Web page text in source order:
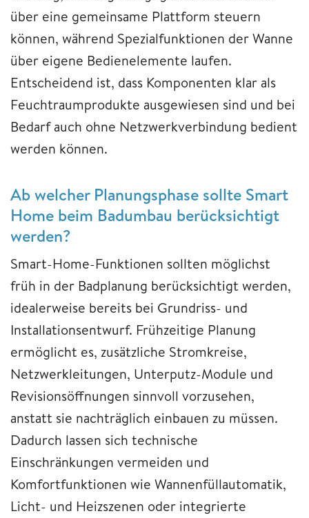
über eine gemeinsame Plattform steuern
können, während Spezialfunktionen der Wanne
über eigene Bedienelemente laufen.
Entscheidend ist, dass Komponenten klar als
Feuchtraumprodukte ausgewiesen sind und bei
Bedarf auch ohne Netzwerkverbindung bedient
werden können.
Ab welcher Planungsphase sollte Smart
Home beim Badumbau berücksichtigt
werden?
Smart-Home-Funktionen sollten möglichst
früh in der Badplanung berücksichtigt werden,
idealerweise bereits bei Grundriss- und
Installationsentwurf. Frühzeitige Planung
ermöglicht es, zusätzliche Stromkreise,
Netzwerkleitungen, Unterputz-Module und
Revisionsöffnungen sinnvoll vorzusehen,
anstatt sie nachträglich einbauen zu müssen.
Dadurch lassen sich technische
Einschränkungen vermeiden und
Komfortfunktionen wie Wannenfüllautomatik,
Licht- und Heizszenen oder integrierte